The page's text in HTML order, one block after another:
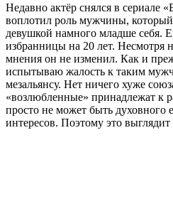
Недавно актёр снялся в сериале
воплотил роль мужчины,
девушкой намного младше себя.
избранницы на 20 лет. Несмотря
мнения он не изменил. Как и
испытываю жалость к таким
мезальянсу. Нет ничего хуже
«возлюбленные» принадлежат к
просто не может быть духовного
интересов. Поэтому это